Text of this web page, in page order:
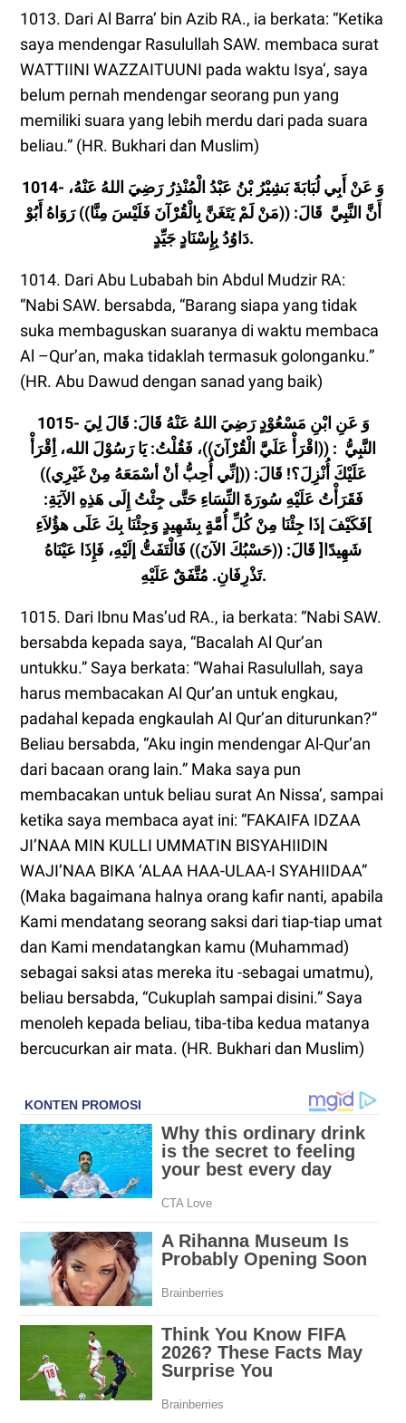
1013. Dari Al Barra’ bin Azib RA., ia berkata: “Ketika
saya mendengar Rasulullah SAW. membaca surat
WATTIINI WAZZAITUUNI pada waktu Isya’, saya
belum pernah mendengar seorang pun yang
memiliki suara yang lebih merdu dari pada suara
beliau.” (HR. Bukhari dan Muslim)
1014- وَ عَنْ أَبِي لُبَابَةَ بَشِيْرُ بْنُ عَبْدُ الْمُنْذِرُ رَضِيَ اللهُ عَنْهُ،
أَنَّ النَّبِيَّ قَالَ: ((مَنْ لَمْ يَتَغَنَّ بِالْقُرْْآنَ فَلَيْسَ مِنَّا)) رَوَاهُ أَبُوْ
دَاوُدُ بِإِسْنَادٍ جَيِّدٍ.
1014. Dari Abu Lubabah bin Abdul Mudzir RA:
“Nabi SAW. bersabda, “Barang siapa yang tidak
suka membaguskan suaranya di waktu membaca
Al –Qur’an, maka tidaklah termasuk golonganku.”
(HR. Abu Dawud dengan sanad yang baik)
1015- وَ عَنِ ابْنِ مَسْعُوْدٍ رَضِيَ اللهُ عَنْهُ قَالَ: قَالَ لِيَ
النَّبِيُّ : ((اقْرَأْ عَلَيَّ الْقُرْْآنَ))، فَقُلْتُ: يَا رَسُوْلَ الله، أِقْرَأْ
عَلَيْكَ أُنْزِلَ؟! قَالَ: ((إنِّي أُحِبُّ أنْ أسْمَعَهُ مِنْ غَيْرِي))
فَقَرَأْتُ عَلَيْهِ سُورَةَ النِّسَاءِ حَتَّى جِئْتُ إِلَى هَذِهِ الآيَةِ:
]فَكَيْفَ إذَا جِئْنَا مِنْ كُلِّ أُمَّةٍ بِشَهِيدٍ وَجِئْنَا بِكَ عَلَى هؤُلاَءِ
شَهِيدًا[ قَالَ: ((حَسْبُكَ الآنَ)) فَالْتَفَتُّ إلَيْهِ، فَإِذَا عَيْنَاهُ
تَذْرِفَانِ. مُتَّفَقٌ عَلَيْهِ.
1015. Dari Ibnu Mas’ud RA., ia berkata: “Nabi SAW.
bersabda kepada saya, “Bacalah Al Qur’an
untukku.” Saya berkata: “Wahai Rasulullah, saya
harus membacakan Al Qur’an untuk engkau,
padahal kepada engkaulah Al Qur’an diturunkan?”
Beliau bersabda, “Aku ingin mendengar Al-Qur’an
dari bacaan orang lain.” Maka saya pun
membacakan untuk beliau surat An Nissa’, sampai
ketika saya membaca ayat ini: “FAKAIFA IDZAA
JI’NAA MIN KULLI UMMATIN BISYAHIIDIN
WAJI’NAA BIKA ‘ALAA HAA-ULAA-I SYAHIIDAA”
(Maka bagaimana halnya orang kafir nanti, apabila
Kami mendatang seorang saksi dari tiap-tiap umat
dan Kami mendatangkan kamu (Muhammad)
sebagai saksi atas mereka itu -sebagai umatmu),
beliau bersabda, “Cukuplah sampai disini.” Saya
menoleh kepada beliau, tiba-tiba kedua matanya
bercucurkan air mata. (HR. Bukhari dan Muslim)